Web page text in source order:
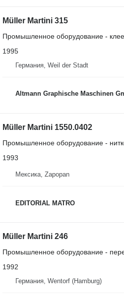
Müller Martini 315
Промышленное оборудование -
1995
Германия, Weil der Stadt
Altmann Graphische Maschinen
Müller Martini 1550.0402
Промышленное оборудование -
1993
Мексика, Zapopan
EDITORIAL MATRO
Müller Martini 246
Промышленное оборудование -
1992
Германия, Wentorf (Hamburg)